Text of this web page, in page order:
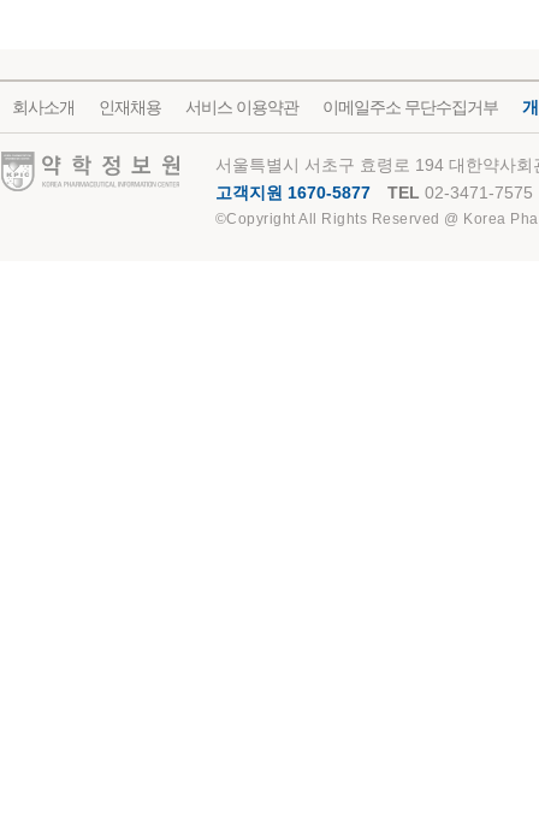
회사소개 인재채용 서비스 이용약관 이메일주소 무단수집거부
약학정보원
서울특별시 서초구 효령로 194 대한약사
고객지원 1670-5877
TEL 02-3471-7575
©Copyright All Rights Reserved @ Korea